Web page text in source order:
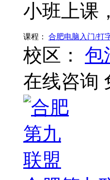
小班上课
课程： 合肥电脑入门/打
校区： 包
在线咨询